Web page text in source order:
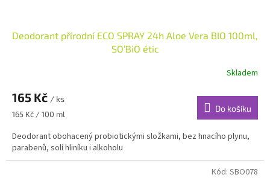
Deodorant přírodní ECO SPRAY 24h Aloe Vera BIO 100ml,
SO’BiO étic
Skladem
165 Kč / ks
Měrná
165 Kč / 100 ml
Do košíku
Deodorant obohacený probiotickými složkami, bez hnacího plynu,
parabenů, solí hliníku i alkoholu
Kód: SBO078